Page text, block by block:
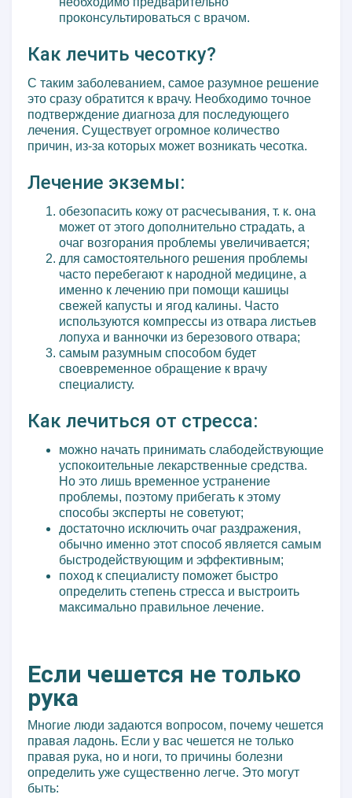
проконсультироваться с врачом.
Как лечить чесотку?
С таким заболеванием, самое разумное решение
это сразу обратится к врачу. Необходимо точное
подтверждение диагноза для последующего
лечения. Существует огромное количество
причин, из-за которых может возникать чесотка.
Лечение экземы:
обезопасить кожу от расчесывания, т. к. она
может от этого дополнительно страдать, а
очаг возгорания проблемы увеличивается;
для самостоятельного решения проблемы
часто перебегают к народной медицине, а
именно к лечению при помощи кашицы
свежей капусты и ягод калины. Часто
используются компрессы из отвара листьев
лопуха и ванночки из березового отвара;
самым разумным способом будет
своевременное обращение к врачу
специалисту.
Как лечиться от стресса:
можно начать принимать слабодействующие
успокоительные лекарственные средства.
Но это лишь временное устранение
проблемы, поэтому прибегать к этому
способы эксперты не советуют;
достаточно исключить очаг раздражения,
обычно именно этот способ является самым
быстродействующим и эффективным;
поход к специалисту поможет быстро
определить степень стресса и выстроить
максимально правильное лечение.
Если чешется не только
рука
Многие люди задаются вопросом, почему чешется
правая ладонь. Если у вас чешется не только
правая рука, но и ноги, то причины болезни
определить уже существенно легче. Это могут
быть: